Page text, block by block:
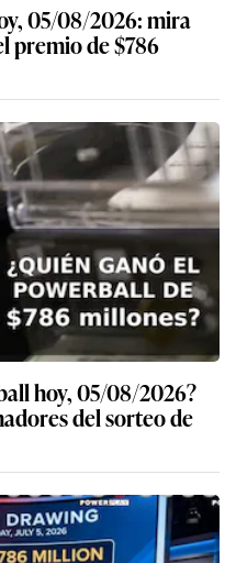
05/08/2026: mira
premio de $786
hoy, 05/08/2026?
del sorteo de